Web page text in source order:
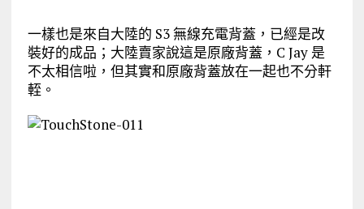
一樣也是來自大陸的 S3 無線充電背蓋，已經是改
裝好的成品；大陸賣家說這是原廠背蓋，C Jay 是
不太相信啦，但其實和原廠背蓋放在一起也不分軒
輊。